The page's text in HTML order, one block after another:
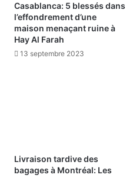
Casablanca: 5 blessés dans
l’effondrement d’une
maison menaçant ruine à
Hay Al Farah
13 septembre 2023
Livraison tardive des
bagages à Montréal: Les